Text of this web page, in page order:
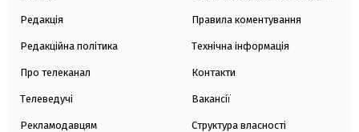
Редакція
Редакційна політика
Про телеканал
Телеведучі
Рекламодавцям
Правила коментування
Технічна інформація
Контакти
Вакансії
Структура власності